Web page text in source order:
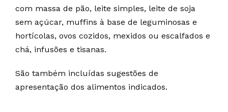
com massa de pão, leite simples, leite de soja
sem açúcar, muffins à base de leguminosas e
hortícolas, ovos cozidos, mexidos ou escalfados e
chá, infusões e tisanas.
São também incluídas sugestões de
apresentação dos alimentos indicados.